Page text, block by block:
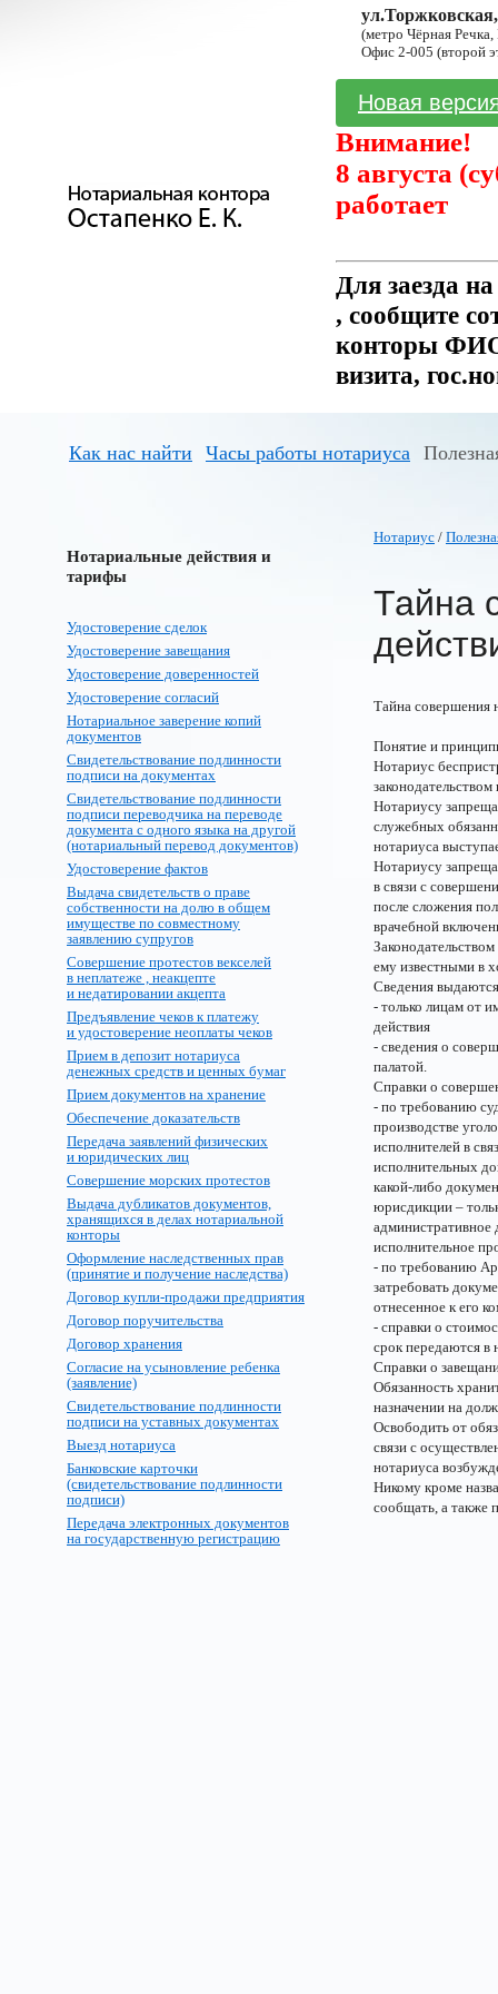
(метро Чёрная
Офис 2-005 (второй
Новая
Внимание!
8 августа
работает
Для заезда
, сообщите
конторы ФИО
визита,
Как нас найти Часы работы нотариуса
Нотариальные действия и
тарифы
Удостоверение сделок
Удостоверение завещания
Удостоверение доверенностей
Удостоверение согласий
Нотариальное заверение копий
документов
Свидетельствование подлинности
подписи на документах
Свидетельствование подлинности
подписи переводчика на переводе
документа с одного языка на другой
(нотариальный перевод документов)
Удостоверение фактов
Выдача свидетельств о праве
собственности на долю в общем
имуществе по совместному
заявлению супругов
Совершение протестов векселей
в неплатеже , неакцепте
и недатировании акцепта
Предъявление чеков к платежу
и удостоверение неоплаты чеков
Прием в депозит нотариуса
денежных средств и ценных бумаг
Прием документов на хранение
Обеспечение доказательств
Передача заявлений физических
и юридических лиц
Совершение морских протестов
Выдача дубликатов документов,
хранящихся в делах нотариальной
конторы
Оформление наследственных прав
(принятие и получение наследства)
Договор купли-продажи предприятия
Договор поручительства
Договор хранения
Согласие на усыновление ребенка
(заявление)
Свидетельствование подлинности
подписи на уставных документах
Выезд нотариуса
Банковские карточки
(свидетельствование подлинности
подписи)
Передача электронных документов
на государственную регистрацию
Нотариус /
Тайна
Тайна совершения
Понятие и
Нотариус
Нотариусу
служебных
нотариуса
Нотариусу
в связи с
после сложения
врачебной
ему известными в
Сведения
- только лицам от
действия
- сведения о
палатой.
Справки о
- по требованию
производстве
исполнителей в
исполнительных
какой-либо
юрисдикции –
административное
исполнительное
- по требованию
затребовать
отнесенное к его
- справки о
срок передаются в
Справки о
Обязанность
назначении на
Освободить от
связи с
нотариуса
Никому кроме
сообщать, а также